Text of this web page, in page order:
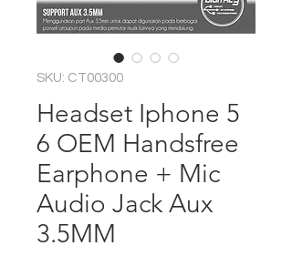
SKU: CT00300
Headset Iphone 5
6 OEM Handsfree
Earphone + Mic
Audio Jack Aux
3.5MM